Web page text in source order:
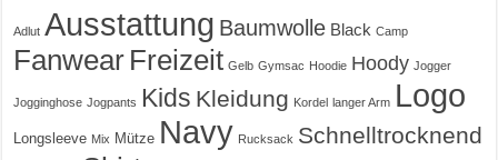
Adlut Ausstattung Baumwolle Black Camp
Fanwear Freizeit Gelb Gymsac Hoodie Hoody Jogger
Jogginghose Jogpants Kids Kleidung Kordel langer Arm Logo
Longsleeve Mix Mütze Navy Rucksack Schnelltrocknend